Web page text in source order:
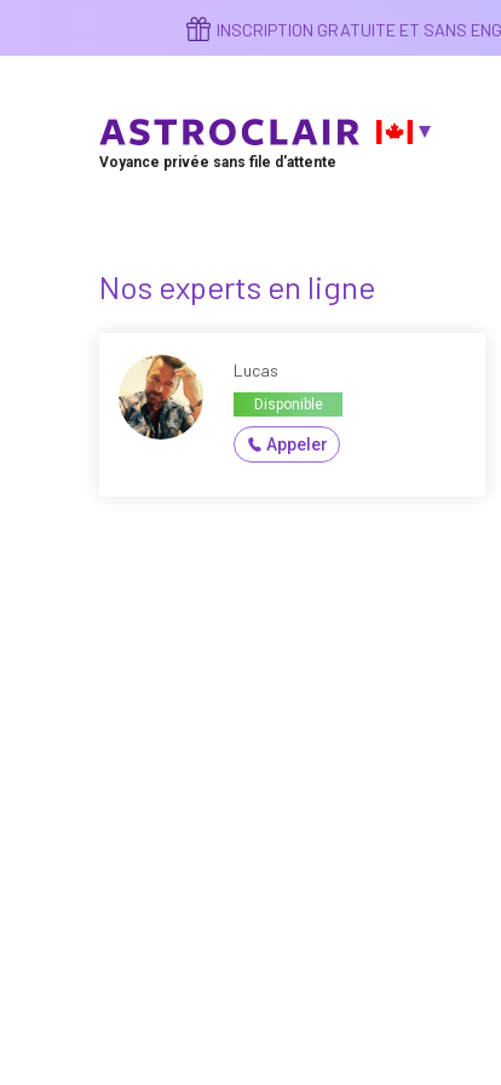
contenu
INSCRIPTION GRATUITE ET SANS
Voyance privée sans file d'attente
Nos experts en ligne
Lucas
Disponible
Appeler